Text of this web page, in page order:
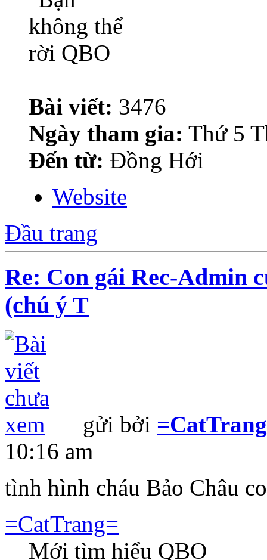
Bài viết: 3476
Ngày tham gia: Thứ 5
Đến từ: Đồng Hới
Website
Đầu trang
Re: Con gái Rec-Admin
(chú ý T
gửi bởi
10:16 am
tình hình cháu Bảo Châu
=CatTrang=
Mới tìm hiểu QBO